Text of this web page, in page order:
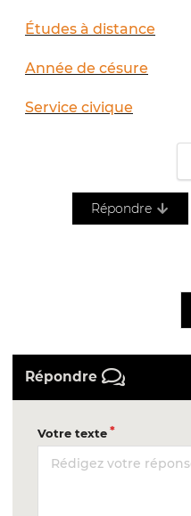
Études à distance
Année de césure
Service civique
Répondre
Répondre
Votre texte